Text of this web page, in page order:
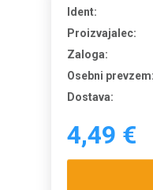
Ident:
Proizvajalec:
Zaloga:
Osebni prevzem:
Dostava:
4,49 €